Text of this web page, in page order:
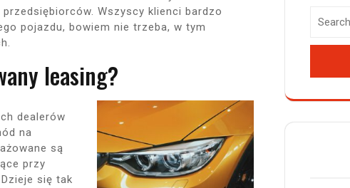
Wszyscy klienci bardzo
pojazdu, bowiem nie trzeba, w tym
leasing?
dealerów
na
są
przy
się tak